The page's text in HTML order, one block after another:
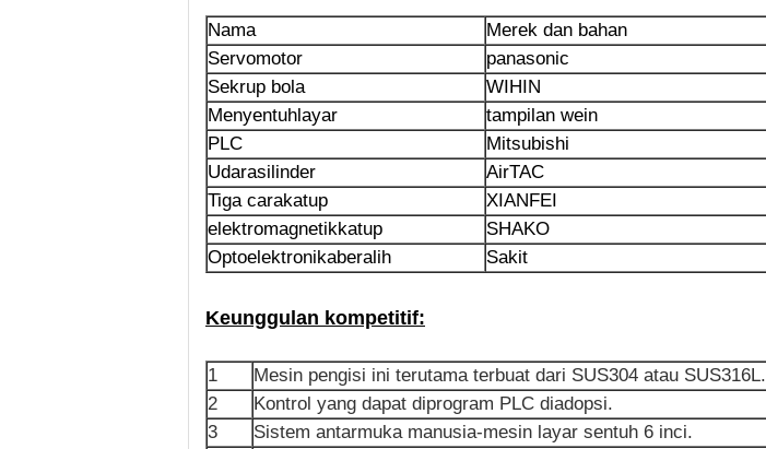
Nama
Merek dan bahan
Servomotor
panasonic
Sekrup bola
WIHIN
Menyentuhlayar
tampilan wein
PLC
Mitsubishi
Udarasilinder
AirTAC
Tiga carakatup
XIANFEI
elektromagnetikkatup
SHAKO
Optoelektronikaberalih Sakit
Keunggulan kompetitif:
1
Mesin pengisi ini terutama terbuat dari SUS304 atau SUS316L.
2
Kontrol yang dapat diprogram PLC diadopsi.
3
Sistem antarmuka manusia-mesin layar sentuh 6 inci.